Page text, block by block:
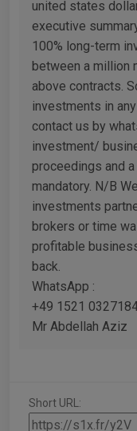
united states
executive
100% long-term
between a million
above contracts.
investments in
contact us by
investment/
proceedings and
mandatory. N/B
investments
brokers or time
profitable
back.
WhatsApp :
+49 1521
Mr Abdellah Aziz
Short URL: